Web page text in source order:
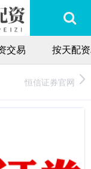
交易 按天配
恒信证券官网